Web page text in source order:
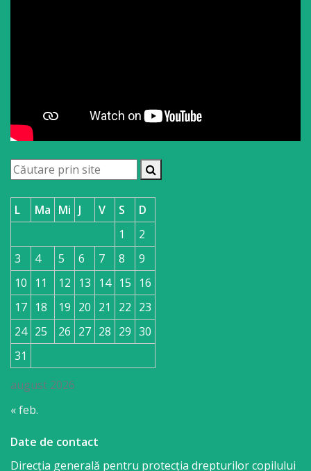
august 2026
L Ma Mi J V S
D
1
2
3
4 5 6 7 8
9
10
11 12 13 14 15
16
17 18 19 20 21 22 23
24 25 26 27 28 29 30
31
« feb.
Date de contact
Direcția generală pentru protecția drepturilor copilului